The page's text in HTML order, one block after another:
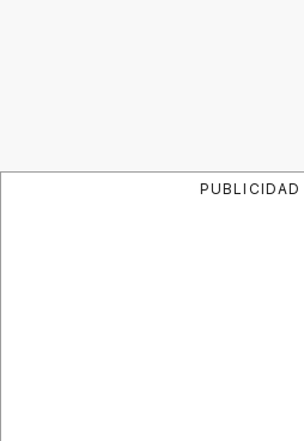
PUBLICIDAD